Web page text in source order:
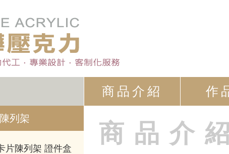
商品介紹 作
列架
片陳列架 證件盒
商品介紹